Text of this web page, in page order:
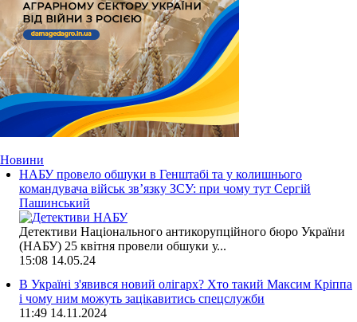
Новини
НАБУ провело обшуки в Генштабі та у колишнього
командувача військ зв’язку ЗСУ: при чому тут Сергій
Пашинський
Детективи Національного антикорупційного бюро України
(НАБУ) 25 квітня провели обшуки у...
15:08 14.05.24
В Україні з'явився новий олігарх? Хто такий Максим Кріппа
і чому ним можуть зацікавитись спецслужби
11:49 14.11.2024